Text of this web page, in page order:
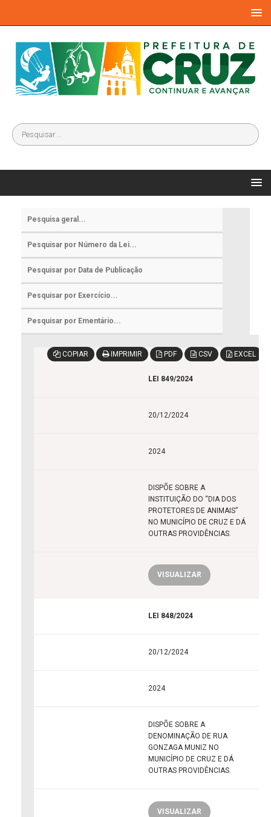
COPIAR IMPRIMIR PDF CSV EXCEL
LEI 849/2024
20/12/2024
2024
DISPÕE SOBRE A
INSTITUIÇÃO DO “DIA DOS
PROTETORES DE ANIMAIS”
NO MUNICÍPIO DE CRUZ E DÁ
OUTRAS PROVIDÊNCIAS.
VISUALIZAR
LEI 848/2024
20/12/2024
2024
DISPÕE SOBRE A
DENOMINAÇÃO DE RUA
GONZAGA MUNIZ NO
MUNICÍPIO DE CRUZ E DÁ
OUTRAS PROVIDÊNCIAS.
VISUALIZAR